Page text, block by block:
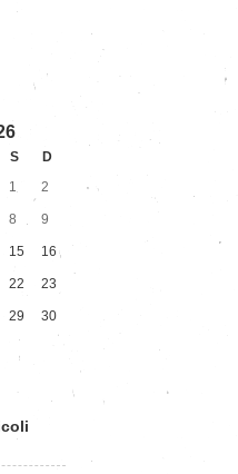
S
D
1
2
8 9
15 16
22 23
29 30